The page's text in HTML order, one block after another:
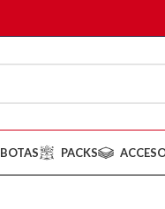
BOTAS PACKS